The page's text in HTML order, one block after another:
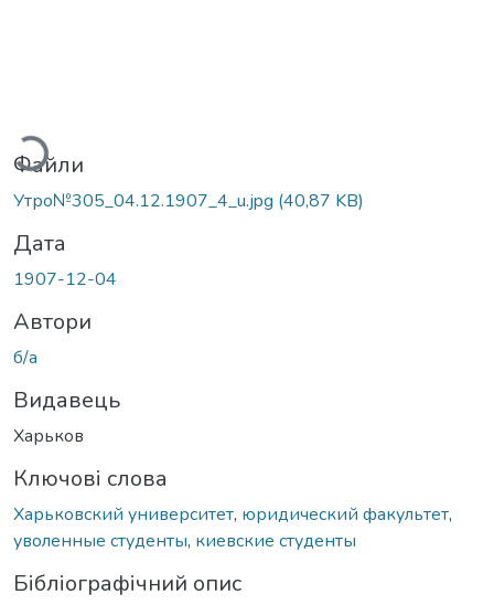
Файли
Утро№305_04.12.1907_4_u.jpg (40,87 KB)
Дата
1907-12-04
Автори
б/а
Видавець
Харьков
Ключові слова
Харьковский университет, юридический факультет,
уволенные студенты, киевские студенты
Бібліографічний опис